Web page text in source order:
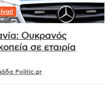
Ουκρανός
σε εταιρία
Politic.gr